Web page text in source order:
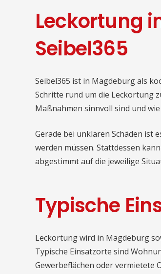
Leckortung
Seibel365
Seibel365 ist in Magdeburg als
Schritte rund um die Leckortung
Maßnahmen sinnvoll sind und
Gerade bei unklaren Schäden ist
werden müssen. Stattdessen
abgestimmt auf die jeweilige
Typische
Leckortung wird in Magdeburg
Typische Einsatzorte sind
Gewerbeflächen oder vermietete